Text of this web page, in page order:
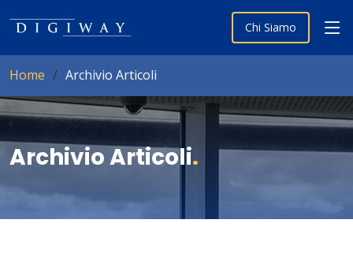
Chi Siamo
Home Archivio Articoli
Archivio Articoli.